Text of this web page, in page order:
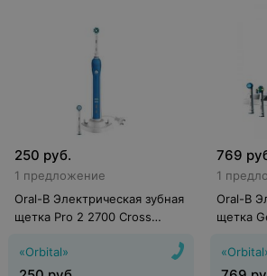
250 руб.
1 предложение
Oral-B Электрическая зубная
щетка Pro 2 2700 Cross
«Orbital»
769
1
Oral-B
щетка